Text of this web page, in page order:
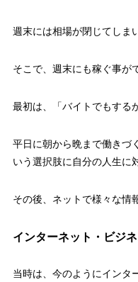
週末には相場が閉じてしま
そこで、週末にも稼ぐ事が
最初は、「バイトでもする
平日に朝から晩まで働きづ
いう選択肢に自分の人生に
その後、ネットで様々な情
インターネット・ビジ
当時は、今のようにインタ